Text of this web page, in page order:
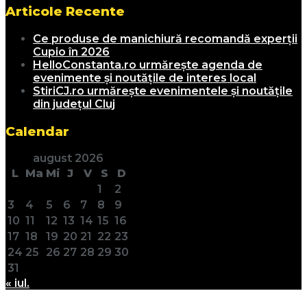
Articole Recente
Ce produse de manichiură recomandă experții
Cupio în 2026
HelloConstanta.ro urmărește agenda de
evenimente și noutățile de interes local
StiriCJ.ro urmărește evenimentele și noutățile
din județul Cluj
Calendar
august 2026
L Ma Mi J V S
D
1
2
3
4 5 6 7 8
9
10 11 12 13 14 15 16
17 18 19 20 21 22 23
24 25 26 27 28 29 30
31
« iul.